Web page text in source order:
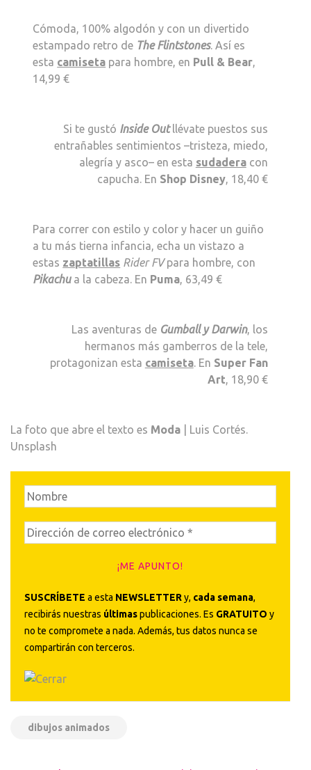
Cómoda, 100% algodón y con un divertido
estampado retro de The Flintstones. Así es
esta camiseta para hombre, en Pull & Bear,
14,99 €
Si te gustó Inside Outllévate puestos sus
entrañables sentimientos –tristeza, miedo,
alegría y asco– en esta sudaderacon
capucha. En Shop Disney, 18,40 €
Para correr con estilo y color y hacer un guiño
a tu más tierna infancia, echa un vistazo a
estas zaptatillas Rider FVpara hombre, con
Pikachua la cabeza. En Puma, 63,49 €
Las aventuras de Gumball y Darwin, los
hermanos más gamberros de la tele,
protagonizan esta camiseta. En Super Fan
Art, 18,90 €
La foto que abre el texto es Moda | Luis Cortés.
Unsplash
SUSCRÍBETE a esta NEWSLETTER y, cada semana,
recibirás nuestras últimaspublicaciones. Es GRATUITO y
no te compromete a nada. Además, tus datos nunca se
compartirán con terceros.
dibujos animados